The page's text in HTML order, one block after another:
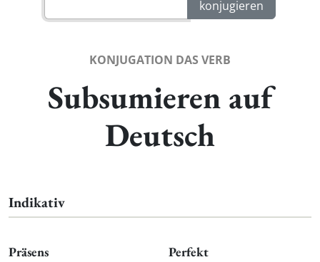
KONJUGATION DAS VERB
Subsumieren auf
Deutsch
Indikativ
Präsens Perfekt